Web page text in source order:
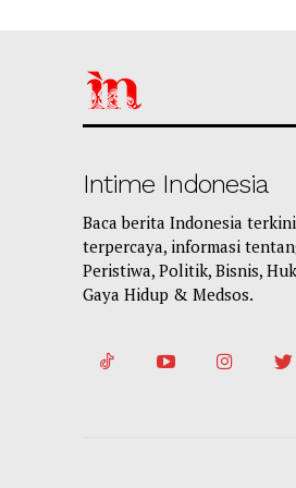
Intime Indonesia
Baca berita Indonesia
terpercaya, informasi
Peristiwa, Politik, Bisnis,
Gaya Hidup & Medsos.